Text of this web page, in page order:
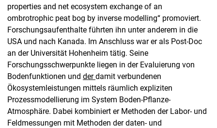
properties and net ecosystem exchange of an
ombrotrophic peat bog by inverse modelling“ promoviert.
Forschungsaufenthalte führten ihn unter anderem in die
USA und nach Kanada. Im Anschluss war er als Post-Doc
an der Universität Hohenheim tätig. Seine
Forschungsschwerpunkte liegen in der Evaluierung von
Bodenfunktionen und derdamit verbundenen
Ökosystemleistungen mittels räumlich expliziten
Prozessmodellierung im System Boden-Pflanze-
Atmosphäre. Dabei kombiniert er Methoden der Labor- und
Feldmessungen mit Methoden der daten- und